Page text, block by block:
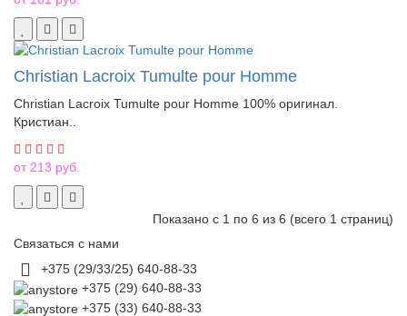
Christian Lacroix Tumulte pour Homme
Christian Lacroix Tumulte pour Homme 100% оригинал.
Кристиан..
от 213 руб.
Показано с 1 по 6 из 6 (всего 1 страниц)
Связаться с нами
+375 (29/33/25) 640-88-33
+375 (29) 640-88-33
+375 (33) 640-88-33